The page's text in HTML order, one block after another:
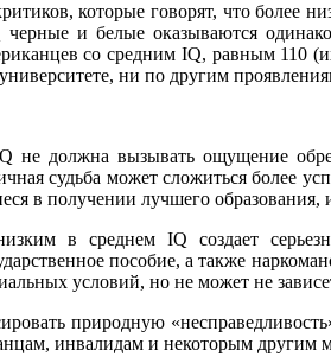
которые говорят, что более
черные и белые оказываются
со средним IQ, равным 110
ни по другим
не должна вызывать ощущение
судьба может сложиться более
в получении лучшего
в среднем IQ создает
пособие, а также
условий, но не может не
природную
инвалидам и некоторым